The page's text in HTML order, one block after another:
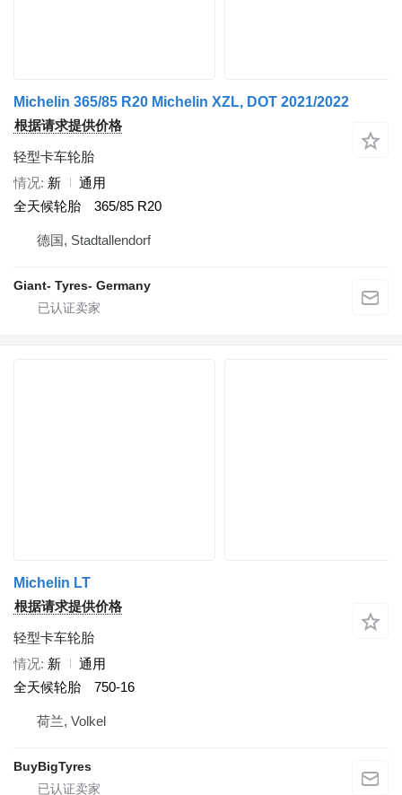
Michelin 365/85 R20 Michelin XZL, DOT 2021/2022
根据请求提供价格
轻型卡车轮胎
情况 新
通用
全天候轮胎
365/85 R20
德国, Stadtallendorf
Giant- Tyres- Germany
Michelin LT
根据请求提供价格
轻型卡车轮胎
情况 新
通用
全天候轮胎
750-16
荷兰, Volkel
BuyBigTyres